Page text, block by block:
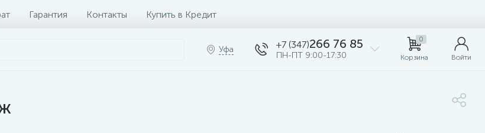
Гарантия Контакты Купить в Кредит
Уфа +7 (347)266 76 85
ПН-ПТ 9:00-17:30
0
Корзина Войти